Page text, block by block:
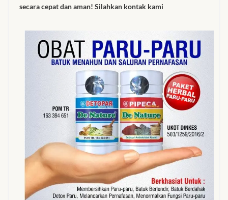
secara cepat dan aman! Silahkan kontak kami